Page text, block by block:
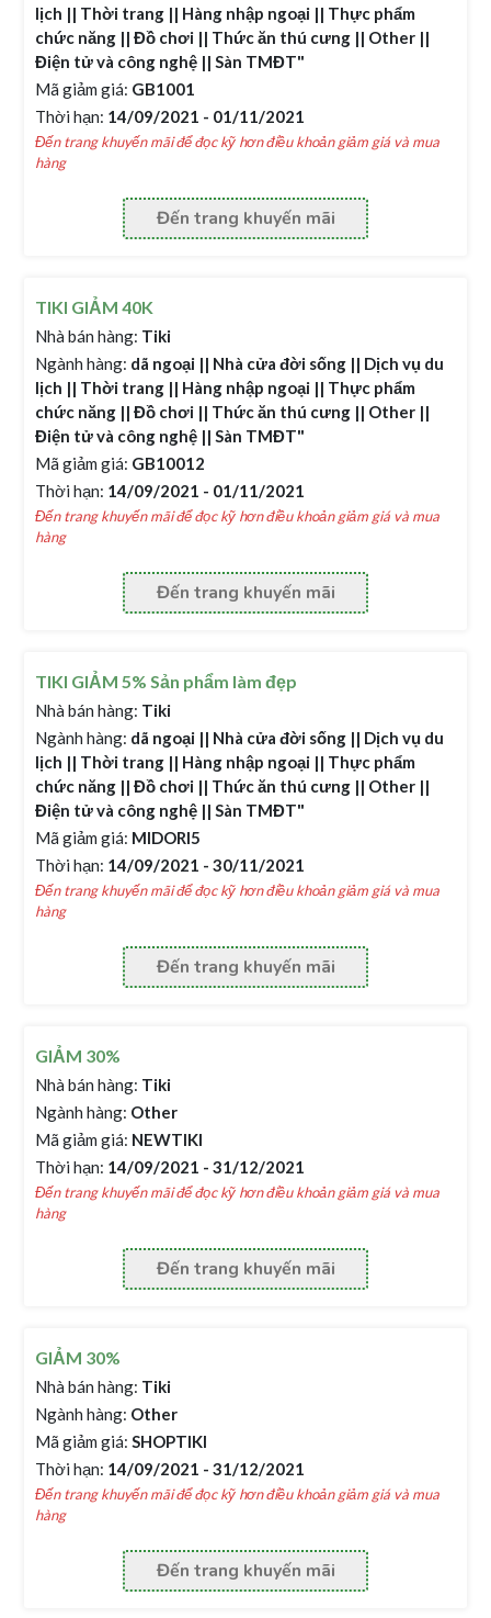
lịch || Thời trang || Hàng nhập ngoại || Thực phẩm
chức năng || Đồ chơi || Thức ăn thú cưng || Other ||
Điện tử và công nghệ || Sàn TMĐT"
Mã giảm giá: GB1001
Thời hạn: 14/09/2021 - 01/11/2021
Đến trang khuyến mãi để đọc kỹ hơn điều khoản giảm giá và mua
hàng
Đến trang khuyến mãi
TIKI GIẢM 40K
Nhà bán hàng: Tiki
Ngành hàng: dã ngoại || Nhà cửa đời sống || Dịch vụ du
lịch || Thời trang || Hàng nhập ngoại || Thực phẩm
chức năng || Đồ chơi || Thức ăn thú cưng || Other ||
Điện tử và công nghệ || Sàn TMĐT"
Mã giảm giá: GB10012
Thời hạn: 14/09/2021 - 01/11/2021
Đến trang khuyến mãi để đọc kỹ hơn điều khoản giảm giá và mua
hàng
Đến trang khuyến mãi
TIKI GIẢM 5% Sản phẩm làm đẹp
Nhà bán hàng: Tiki
Ngành hàng: dã ngoại || Nhà cửa đời sống || Dịch vụ du
lịch || Thời trang || Hàng nhập ngoại || Thực phẩm
chức năng || Đồ chơi || Thức ăn thú cưng || Other ||
Điện tử và công nghệ || Sàn TMĐT"
Mã giảm giá: MIDORI5
Thời hạn: 14/09/2021 - 30/11/2021
Đến trang khuyến mãi để đọc kỹ hơn điều khoản giảm giá và mua
hàng
Đến trang khuyến mãi
GIẢM 30%
Nhà bán hàng: Tiki
Ngành hàng: Other
Mã giảm giá: NEWTIKI
Thời hạn: 14/09/2021 - 31/12/2021
Đến trang khuyến mãi để đọc kỹ hơn điều khoản giảm giá và mua
hàng
Đến trang khuyến mãi
GIẢM 30%
Nhà bán hàng: Tiki
Ngành hàng: Other
Mã giảm giá: SHOPTIKI
Thời hạn: 14/09/2021 - 31/12/2021
Đến trang khuyến mãi để đọc kỹ hơn điều khoản giảm giá và mua
hàng
Đến trang khuyến mãi